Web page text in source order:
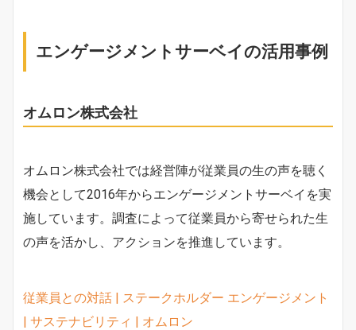
エンゲージメントサーベイの活用事例
オムロン株式会社
オムロン株式会社では経営陣が従業員の生の声を聴く
機会として2016年からエンゲージメントサーベイを実
施しています。調査によって従業員から寄せられた生
の声を活かし、アクションを推進しています。
従業員との対話 | ステークホルダー エンゲージメント
| サステナビリティ | オムロン